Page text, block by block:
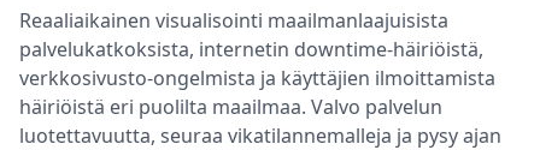
Reaaliaikainen visualisointi maailmanlaajuisista
palvelukatkoksista, internetin downtime-häiriöistä,
verkkosivusto-ongelmista ja käyttäjien ilmoittamista
häiriöistä eri puolilta maailmaa. Valvo palvelun
luotettavuutta, seuraa vikatilannemalleja ja pysy ajan